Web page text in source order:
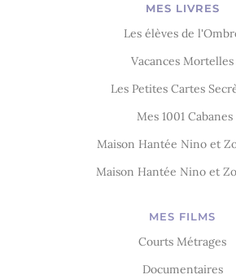
MES LIVRES
Les élèves de
Vacances Mortelles
Les Petites Cartes
Mes 1001 Cabanes
Maison Hantée Nino et
Maison Hantée Nino et
MES FILMS
Courts Métrages
Documentaires